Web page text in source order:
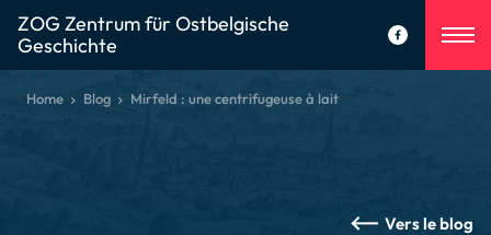
ZOG Zentrum für Ostbelgische
Geschichte
Home Blog Mirfeld : une centrifugeuse à lait
Vers le blog